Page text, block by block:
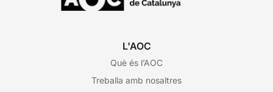
L'AOC
Què és l’AOC
Treballa amb nosaltres